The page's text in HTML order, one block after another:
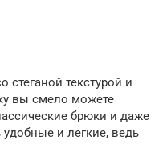
стеганой текстурой и
вы смело можете
брюки и даже
и легкие, ведь